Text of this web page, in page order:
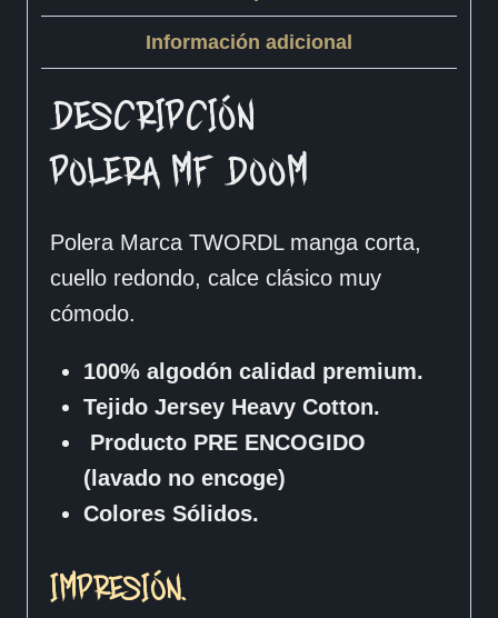
Información adicional
DESCRIPCIÓN
POLERA MF DOOM
Polera Marca TWORDL manga corta,
cuello redondo, calce clásico muy
cómodo.
100% algodón calidad premium.
Tejido Jersey Heavy Cotton.
Producto PRE ENCOGIDO
(lavado no encoge)
Colores Sólidos.
IMPRESIÓN.